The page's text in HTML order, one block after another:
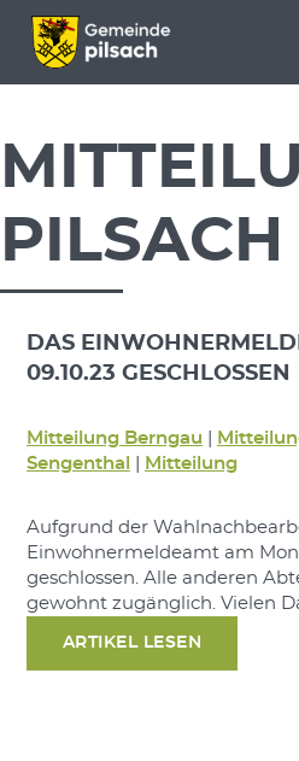
Menü überspringen
Menü überspringen
PILSACH
DAS
09.10.23 GESCHLOSSEN
Mitteilung Berngau
Sengenthal
Mitteilung
Aufgrund der
Einwohnermeldeamt am
geschlossen. Alle anderen
gewohnt zugänglich. Vielen
ARTIKEL LESEN